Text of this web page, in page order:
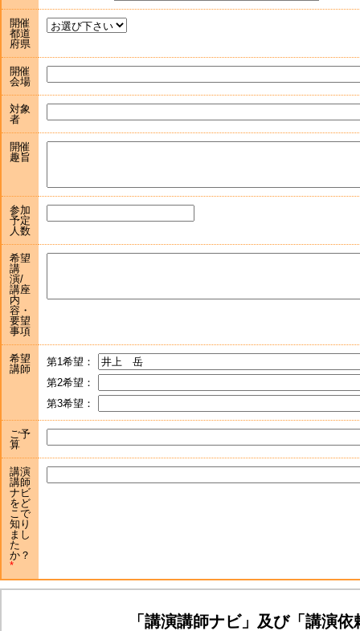
開催
都道
府県
開催
会場
対象
者
開催
趣旨
参加
予定
人数
希望
講
演/
講座
内
容・
要望
事項
希望
講師
第1希望：
第2希望：
第3希望：
ご予
算
講演
講師
ナビ
をど
こで
知り
まし
た
か？
「講演講師ナビ」及び「講演